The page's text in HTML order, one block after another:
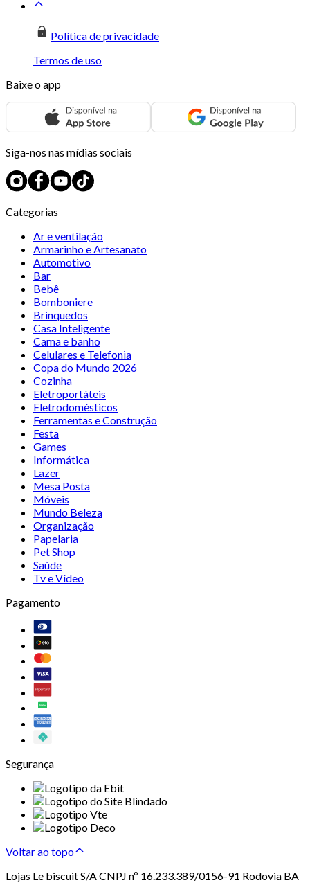
Política de privacidade
Termos de uso
Baixe o app
Siga-nos nas mídias sociais
Categorias
Ar e ventilação
Armarinho e Artesanato
Automotivo
Bar
Bebê
Bomboniere
Brinquedos
Casa Inteligente
Cama e banho
Celulares e Telefonia
Copa do Mundo 2026
Cozinha
Eletroportáteis
Eletrodomésticos
Ferramentas e Construção
Festa
Games
Informática
Lazer
Mesa Posta
Móveis
Mundo Beleza
Organização
Papelaria
Pet Shop
Saúde
Tv e Vídeo
Pagamento
Segurança
Voltar ao topo
Lojas Le biscuit S/A CNPJ nº 16.233.389/0156-91 Rodovia BA